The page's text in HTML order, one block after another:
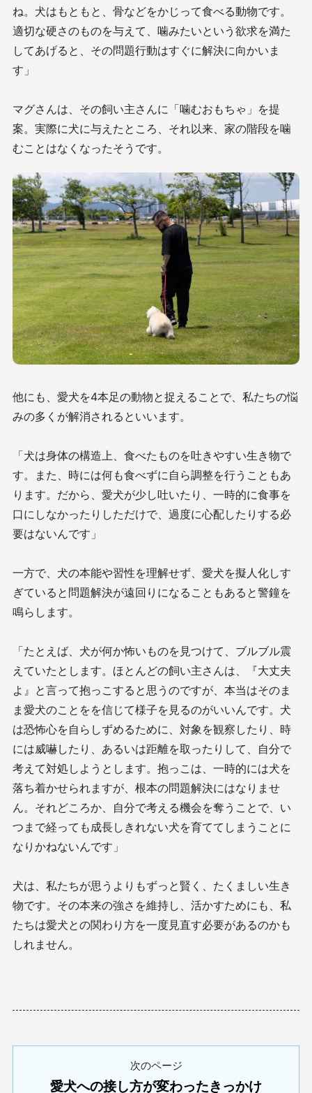
ね。犬はもともと、骨などをかじって食べる動物です。
適切な硬さのものを与えて、噛みたいという欲求を満た
してあげると、その問題行動はすぐに解決に向かいま
す」
マグさんは、その飼い主さんに「噛むおもちゃ」を提
案。実際に犬に与えたところ、それ以来、家の階段を噛
むことはなくなったそうです。
他にも、愛犬を4本足の動物と捉えることで、私たちの悩
みの多くが解消されるといいます。
「犬は身体の構造上、食べたものを吐きやすい生き物で
す。また、時には何も食べずに自ら調整を行うこともあ
ります。だから、愛犬が少し吐いたり、一時的に食事を
口にしなかったりしただけで、過度に心配したりする必
要はないんです」
一方で、犬の本能や習性を理解せず、愛犬を擬人化しす
ぎていると問題解決が遠回りになることもあると警鐘を
鳴らします。
「たとえば、犬が何か怖いものを見つけて、ブルブル震
えていたとします。ほとんどの飼い主さんは、『大丈夫
よ』と言って抱っこすると思うのですが、本当はそのま
ま愛犬のことをを信じて様子を見るのがいいんです。犬
は恐怖心を自らしずめるために、対象を観察したり、時
には威嚇したり、あるいは距離を取ったりして、自分で
考えて対処しようとします。抱っこは、一時的には犬を
落ち着かせられますが、根本の問題解決にはなりませ
ん。それどころか、自分で考える機会を奪うことで、い
つまで経っても成長しきれない犬を育ててしまうことに
なりかねないんです」
犬は、私たちが思うよりもずっと賢く、たくましい生き
物です。その本来の強さを維持し、活かすためにも、私
たちは愛犬との関わり方を一度見直す必要があるのかも
しれません。
次のページ
愛犬への接し方が変わったきっかけ